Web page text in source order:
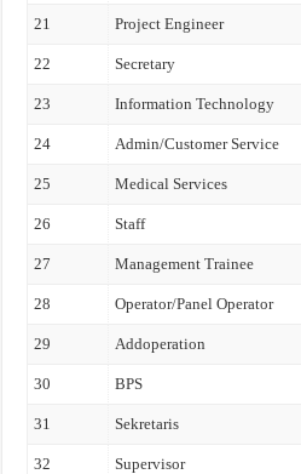
21 Project Engineer
22 Secretary
23 Information Technology
24 Admin/Customer Service
25 Medical Services
26 Staff
27 Management Trainee
28 Operator/Panel Operator
29 Addoperation
30 BPS
31 Sekretaris
32 Supervisor